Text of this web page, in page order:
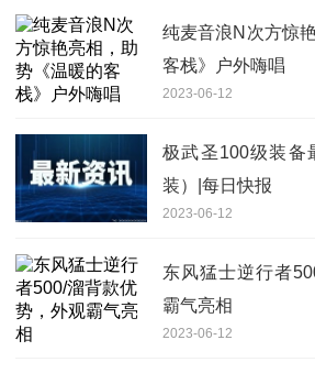
纯麦音浪N次方惊
客栈》户外嗨唱
2023-06-12
极武圣100级装备
装）|每日快报
2023-06-12
东风猛士逆行者
霸气亮相
2023-06-12